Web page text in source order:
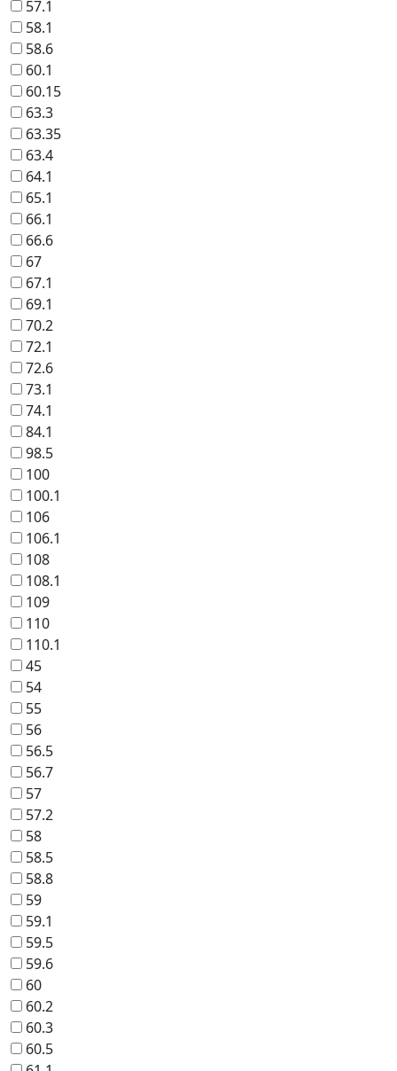
57.1
58.1
58.6
60.1
60.15
63.3
63.35
63.4
64.1
65.1
66.1
66.6
67
67.1
69.1
70.2
72.1
72.6
73.1
74.1
84.1
98.5
100
100.1
106
106.1
108
108.1
109
110
110.1
45
54
55
56
56.5
56.7
57
57.2
58
58.5
58.8
59
59.1
59.5
59.6
60
60.2
60.3
60.5